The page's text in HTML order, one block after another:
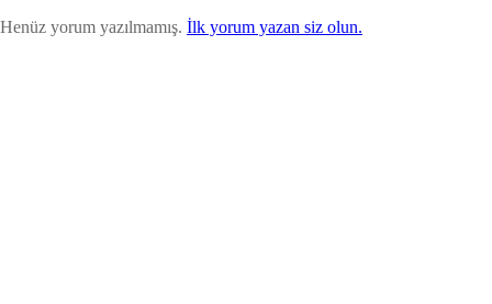
Henüz yorum yazılmamış. İlk yorum yazan siz olun.